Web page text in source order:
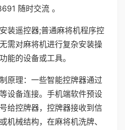
随时交流 。
装遥控器;普通麻将机程序控
需对麻将机进行复杂安装操
能的设备或工具。
原理：一些智能控牌器通过
设备连接。手机端软件预设
给控牌器，控牌器接收到信
机械结构，在麻将机洗牌、